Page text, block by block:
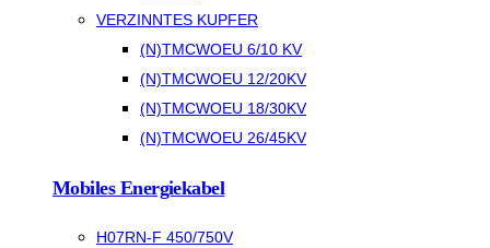
VERZINNTES KUPFER
(N)TMCWOEU 6/10 KV
(N)TMCWOEU 12/20KV
(N)TMCWOEU 18/30KV
(N)TMCWOEU 26/45KV
Mobiles Energiekabel
H07RN-F 450/750V